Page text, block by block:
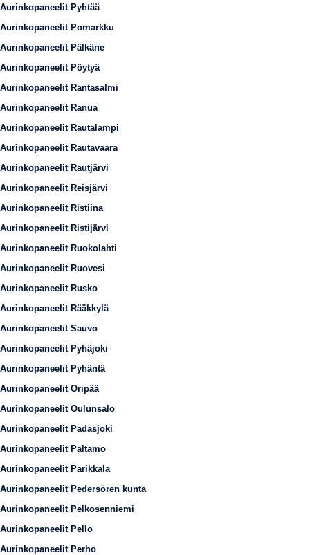
Aurinkopaneelit Pyhtää
Aurinkopaneelit Pomarkku
Aurinkopaneelit Pälkäne
Aurinkopaneelit Pöytyä
Aurinkopaneelit Rantasalmi
Aurinkopaneelit Ranua
Aurinkopaneelit Rautalampi
Aurinkopaneelit Rautavaara
Aurinkopaneelit Rautjärvi
Aurinkopaneelit Reisjärvi
Aurinkopaneelit Ristiina
Aurinkopaneelit Ristijärvi
Aurinkopaneelit Ruokolahti
Aurinkopaneelit Ruovesi
Aurinkopaneelit Rusko
Aurinkopaneelit Rääkkylä
Aurinkopaneelit Sauvo
Aurinkopaneelit Pyhäjoki
Aurinkopaneelit Pyhäntä
Aurinkopaneelit Oripää
Aurinkopaneelit Oulunsalo
Aurinkopaneelit Padasjoki
Aurinkopaneelit Paltamo
Aurinkopaneelit Parikkala
Aurinkopaneelit Pedersören kunta
Aurinkopaneelit Pelkosenniemi
Aurinkopaneelit Pello
Aurinkopaneelit Perho